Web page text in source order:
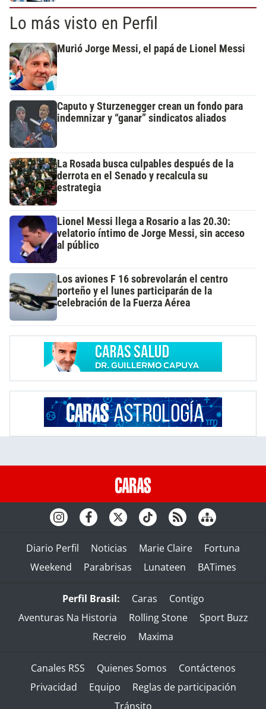
Lo más visto en Perfil
Murió Jorge Messi, el papá de Lionel Messi
Caputo y Sturzenegger crean un fondo para
indemnizar y “ganar” sindicatos aliados
La Rosada busca culpables después de la
derrota en el Senado y recalcula su
estrategia
Lionel Messi llega a Rosario a las 20.30:
velatorio íntimo de Jorge Messi, sin acceso
al público
Los aviones F 16 sobrevolarán el centro
porteño y el lunes participarán de la
celebración de la Fuerza Aérea
Diario Perfil Noticias Marie Claire
Fortuna
Weekend
Parabrisas Lunateen BATimes
Perfil Brasil: Caras
Contigo
Aventuras Na Historia
Rolling Stone
Sport Buzz
Recreio
Maxima
Canales RSS Quienes Somos
Contáctenos
Privacidad
Equipo
Reglas de participación
Tránsito